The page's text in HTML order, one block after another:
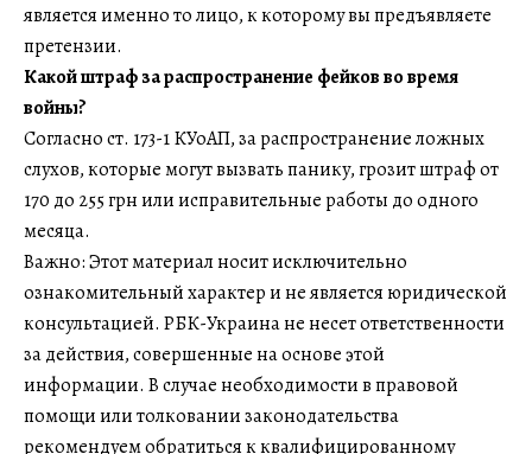
является именно то лицо, к которому вы предъявляете
претензии.
Какой штраф за распространение фейков во время
войны?
Согласно ст. 173-1 КУоАП, за распространение ложных
слухов, которые могут вызвать панику, грозит штраф от
170 до 255 грн или исправительные работы до одного
месяца.
Важно: Этот материал носит исключительно
ознакомительный характер и не является юридической
консультацией. РБК-Украина не несет ответственности
за действия, совершенные на основе этой
информации. В случае необходимости в правовой
помощи или толковании законодательства
рекомендуем обратиться к квалифицированному